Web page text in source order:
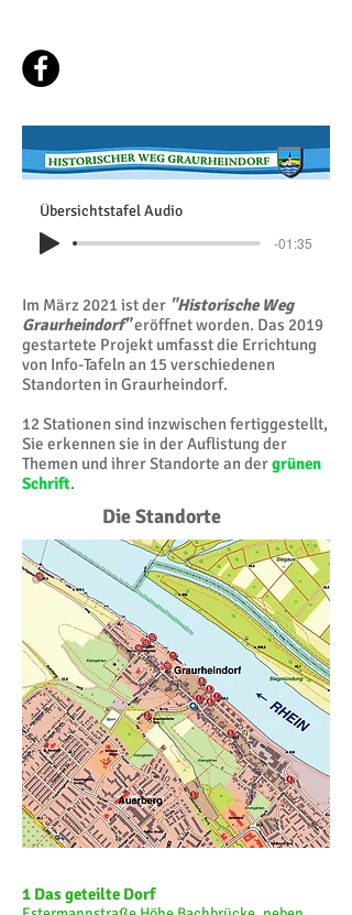
Übersichtstafel Audio
-01:35
Im März 2021 ist der "Historische Weg
Graurheindorf"eröffnet worden. Das 2019
gestartete Projekt umfasst die Errichtung
von Info-Tafeln an 15 verschiedenen
Standorten in Graurheindorf.
12 Stationen sind inzwischen fertiggestellt,
Sie erkennen sie in der Auflistung der
Themen und ihrer Standorte an dergrünen
Schrift.
Die Standorte
1 Das geteilte Dorf